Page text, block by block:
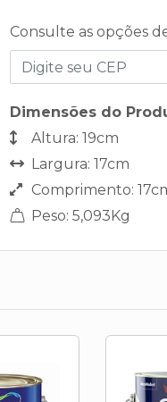
Consulte as opções
Dimensões do
Altura: 19cm
Largura: 17cm
Comprimento:
Peso: 5,093Kg